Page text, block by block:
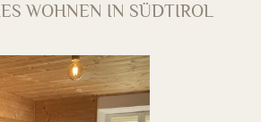
WOHNEN IN SÜDTIROL